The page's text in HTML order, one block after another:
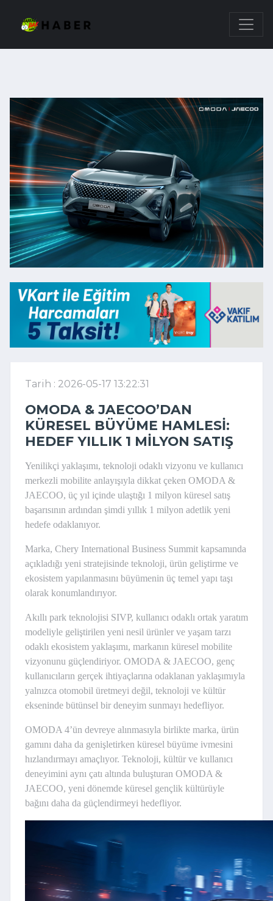
Tarih : 2026-05-17 13:22:31
OMODA & JAECOO’DAN
KÜRESEL BÜYÜME HAMLESI:
HEDEF YILLIK 1 MILYON SATIŞ
Yenilikçi yaklaşımı, teknoloji odaklı vizyonu ve kullanıcı
merkezli mobilite anlayışıyla dikkat çeken OMODA &
JAECOO, üç yıl içinde ulaştığı 1 milyon küresel satış
başarısının ardından şimdi yıllık 1 milyon adetlik yeni
hedefe odaklanıyor.
Marka, Chery International Business Summit kapsamında
açıkladığı yeni stratejisinde teknoloji, ürün geliştirme ve
ekosistem yapılanmasını büyümenin üç temel yapı taşı
olarak konumlandırıyor.
Akıllı park teknolojisi SIVP, kullanıcı odaklı ortak yaratım
modeliyle geliştirilen yeni nesil ürünler ve yaşam tarzı
odaklı ekosistem yaklaşımı, markanın küresel mobilite
vizyonunu güçlendiriyor. OMODA & JAECOO, genç
kullanıcıların gerçek ihtiyaçlarına odaklanan yaklaşımıyla
yalnızca otomobil üretmeyi değil, teknoloji ve kültür
ekseninde bütünsel bir deneyim sunmayı hedefliyor.
OMODA 4’ün devreye alınmasıyla birlikte marka, ürün
gamını daha da genişletirken küresel büyüme ivmesini
hızlandırmayı amaçlıyor. Teknoloji, kültür ve kullanıcı
deneyimini aynı çatı altında buluşturan OMODA &
JAECOO, yeni dönemde küresel gençlik kültürüyle
bağını daha da güçlendirmeyi hedefliyor.